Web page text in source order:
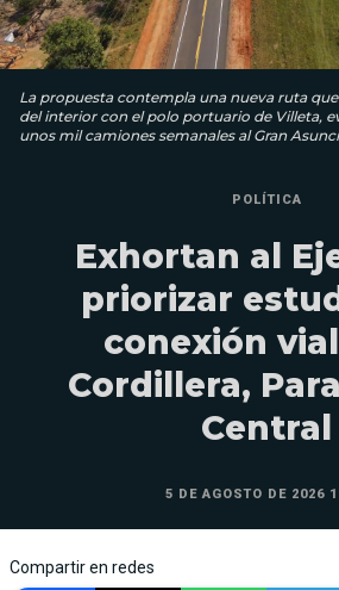
La propuesta contempla una nueva ruta
del interior con el polo portuario de Villeta,
unos mil camiones semanales al Gran
POLÍTICA
Exhortan al
priorizar
conexión
Cordillera,
Central
5 DE AGOSTO DE 2026
Compartir en redes